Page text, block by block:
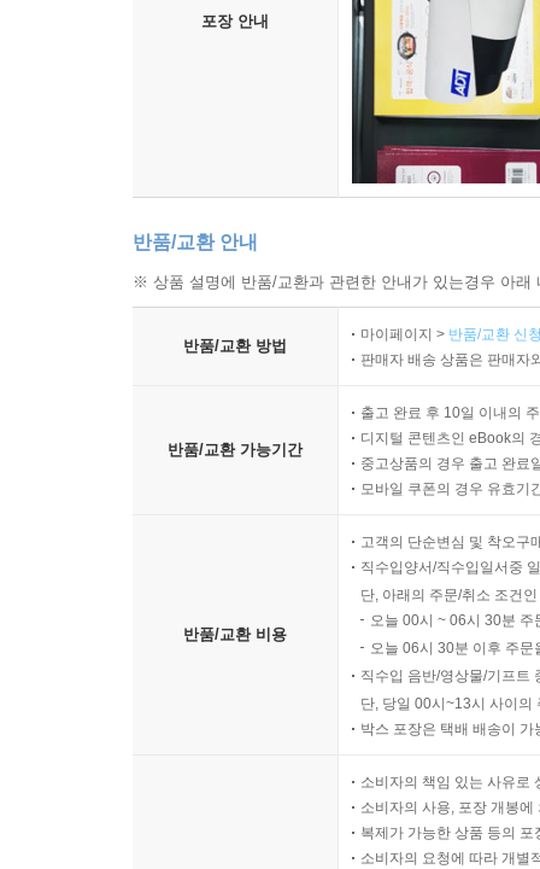
포장 안내
반품/교환 안내
※ 상품 설명에 반품/교환과 관련한 안내가 있는경우 아
반품/교환 방법
마이페이지 > 반품/교환 신
판매자 배송 상품은 판매자
반품/교환 가능기간
출고 완료 후 10일 이내의
디지털 콘텐츠인 eBook의
중고상품의 경우 출고 완료
모바일 쿠폰의 경우 유효기
반품/교환 비용
고객의 단순변심 및 착오구
직수입양서/직수입일서중
단, 아래의 주문/취소 조건
오늘 00시 ~ 06시 30분
오늘 06시 30분 이후 주
직수입 음반/영상물/기프트
단, 당일 00시~13시 사이의
박스 포장은 택배 배송이
소비자의 책임 있는 사유로
소비자의 사용, 포장 개봉
복제가 가능한 상품 등의
소비자의 요청에 따라 개별